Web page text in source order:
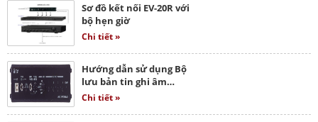
Sơ đồ kết nối EV-20R với
bộ hẹn giờ
Chi tiết »
Hướng dẫn sử dụng Bộ
lưu bản tin ghi âm…
Chi tiết »